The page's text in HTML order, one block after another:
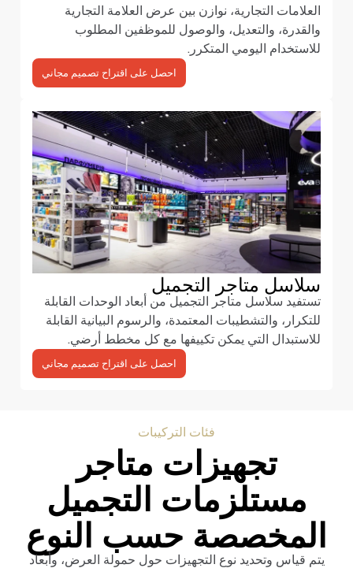
العلامات التجارية، نوازن بين عرض العلامة التجارية
والقدرة، والتعديل، والوصول للموظفين المطلوب
للاستخدام اليومي المتكرر.
احصل على اقتراح تصميم مجاني
سلاسل متاجر التجميل
تستفيد سلاسل متاجر التجميل من أبعاد الوحدات القابلة
للتكرار، والتشطيبات المعتمدة، والرسوم البيانية القابلة
للاستبدال التي يمكن تكييفها مع كل مخطط أرضي.
احصل على اقتراح تصميم مجاني
فئات التركيبات
تجهيزات متاجر
مستلزمات التجميل
المخصصة حسب النوع
يتم قياس وتحديد نوع التجهيزات حول حمولة العرض، وأبعاد